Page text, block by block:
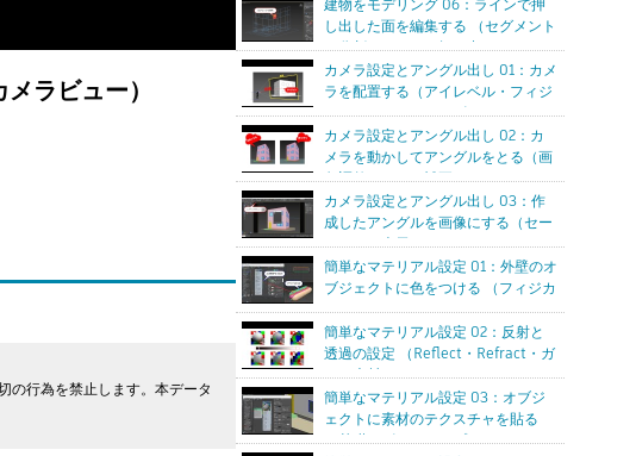
ラビュー）
の行為を禁止します。本データ
建物をモデリング 06：ラインで押
し出した面を編集する （セグメント
で分割・エッジを押し出し）
カメラ設定とアングル出し 01：カメ
ラを配置する（アイレベル・フィジ
カルカメラ・カメラビュー）
カメラ設定とアングル出し 02：カ
メラを動かしてアングルをとる（画
角調整・あおり補正）
カメラ設定とアングル出し 03：作
成したアングルを画像にする（セー
フレーム表示・VRayToon）
簡単なマテリアル設定 01：外壁のオ
ブジェクトに色をつける （フィジカ
ルマテリアル・Vrayマテリアル）
簡単なマテリアル設定 02：反射と
透過の設定 （Reflect・Refract・ガ
ラス素材）
簡単なマテリアル設定 03：オブジ
ェクトに素材のテクスチャを貼る
（基礎・ビットマップ・リアルワー